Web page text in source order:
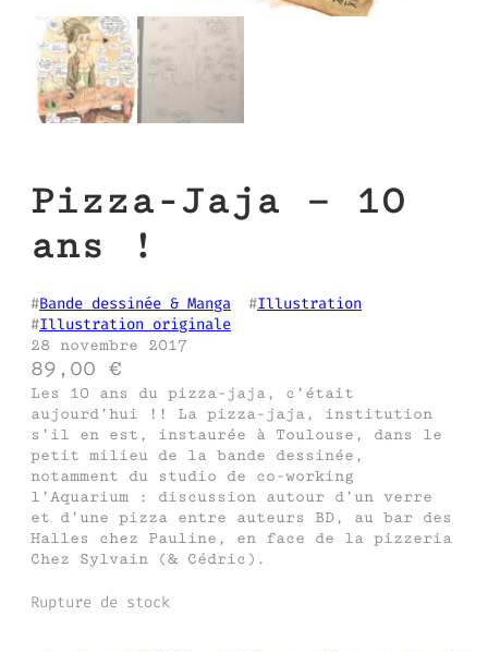
Pizza-Jaja – 10
ans !
#Bande dessinée & Manga
  #
Illustration
#Illustration originale
28 novembre 2017
89,00 €
Les 10 ans du pizza-jaja, c’était
aujourd’hui !! La pizza-jaja, institution
s’il en est, instaurée à Toulouse, dans le
petit milieu de la bande dessinée,
notamment du studio de co-working
l’Aquarium : discussion autour d’un verre
et d’une pizza entre auteurs BD, au bar des
Halles chez Pauline, en face de la pizzeria
Chez Sylvain (& Cédric).
Rupture de stock